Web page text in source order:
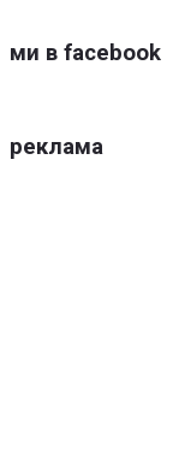
ми в facebook
реклама